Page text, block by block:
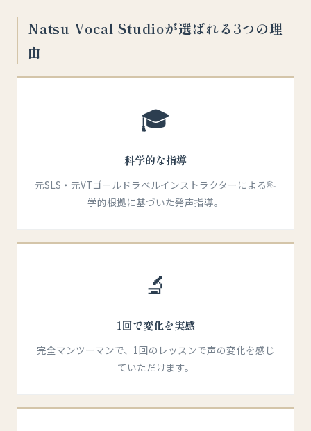
Natsu Vocal Studioが選ばれる3つの理
由
🎓
科学的な指導
元SLS・元VTゴールドラベルインストラクターによる科
学的根拠に基づいた発声指導。
🔬
1回で変化を実感
完全マンツーマンで、1回のレッスンで声の変化を感じ
ていただけます。